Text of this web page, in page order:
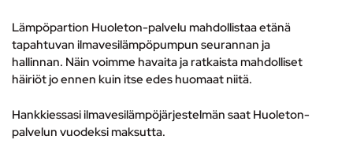
Lämpöpartion Huoleton-palvelu mahdollistaa etänä
tapahtuvan ilmavesilämpöpumpun seurannan ja
hallinnan. Näin voimme havaita ja ratkaista mahdolliset
häiriöt jo ennen kuin itse edes huomaat niitä.
Hankkiessasi ilmavesilämpöjärjestelmän saat Huoleton-
palvelun vuodeksi maksutta.